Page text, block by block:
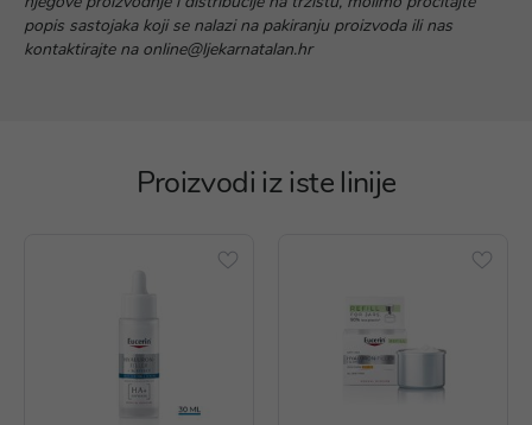
popis sastojaka koji se nalazi na pakiranju proizvoda ili nas
kontaktirajte na online@ljekarnatalan.hr
Proizvodi iz iste linije